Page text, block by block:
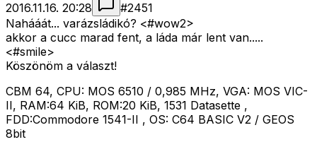
2016.11.16. 20:28
#2451
Nahááát... varázsládikó? <#wow2>
akkor a cucc marad fent, a láda már lent van.....
<#smile>
Köszönöm a választ!
CBM 64, CPU: MOS 6510 / 0,985 MHz, VGA: MOS VIC-
II, RAM:64 KiB, ROM:20 KiB, 1531 Datasette ,
FDD:Commodore 1541-II , OS: C64 BASIC V2 / GEOS
8bit